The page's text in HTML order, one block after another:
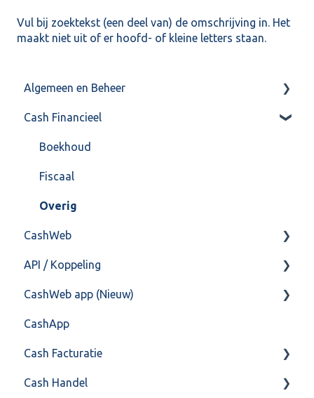
Vul bij zoektekst (een deel van) de omschrijving in. Het
maakt niet uit of er hoofd- of kleine letters staan.
Algemeen en Beheer
Bank(koppeling)
Import/Export
Postbus
Training & Consultancy
Overig
Cash Financieel
Boekhoud
Fiscaal
Overig
CashWeb
CashHero Layout
Mailen vanuit CASHWeb
Algemeen gebruik
API / Koppeling
Algemeen
Api 3.0 (SOAP API)
API 4.0 (REST API)
CashWeb app (Nieuw)
Veel gestelde vragen
CashApp
Cash Facturatie
Factureren
Cash Handel